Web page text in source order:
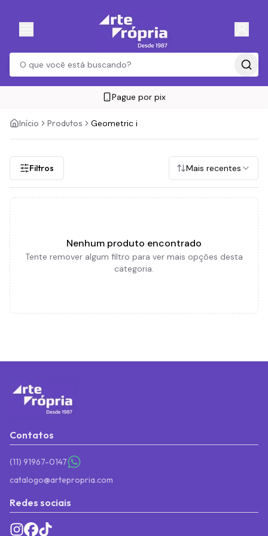
Pague por pix
Início Produtos Geometric i
Filtros Mais recentes
Nenhum produto encontrado
Tente remover algum filtro para ver mais opções desta
categoria.
Contatos
(11) 91967-0147
catalogo@artepropria.com
Redes sociais